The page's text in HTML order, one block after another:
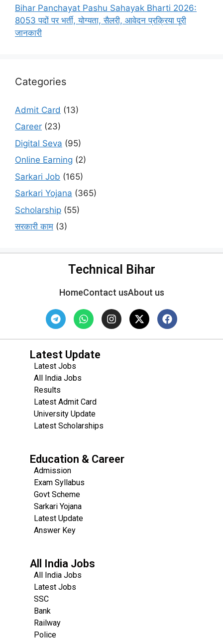
Bihar Panchayat Pashu Sahayak Bharti 2026:
8053 पदों पर भर्ती, योग्यता, सैलरी, आवेदन प्रक्रिया पूरी
जानकारी
Categories
Admit Card (13)
Career (23)
Digital Seva (95)
Online Earning (2)
Sarkari Job (165)
Sarkari Yojana (365)
Scholarship (55)
सरकारी काम (3)
Technical Bihar
HomeContact usAbout us
Latest Update
Latest Jobs
All India Jobs
Results
Latest Admit Card
University Update
Latest Scholarships
Education & Career
Admission
Exam Syllabus
Govt Scheme
Sarkari Yojana
Latest Update
Answer Key
All India Jobs
All India Jobs
Latest Jobs
SSC
Bank
Railway
Police